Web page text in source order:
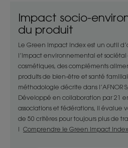
Sa formule biodégradable**
parfum relaxant est
sans étui comportant au
recyclées et majoritairement
Bénéfices
- Lave : base lavante douce
sulfatés pour nettoyer
chevelu sensible.
Impact socio-
du produit
Le Green Impact Index est un outil
l’impact environnemental et sociétal
cosmétiques, des compléments
produits de bien-être et santé
méthodologie décrite dans l’AFNOR
Développé en collaboration par 21
associations et fédérations, il évalue
de 50 critères pour toujours plus de
! Comprendre le Green Impact Index